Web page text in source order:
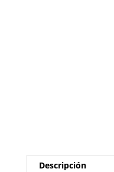
Descripción